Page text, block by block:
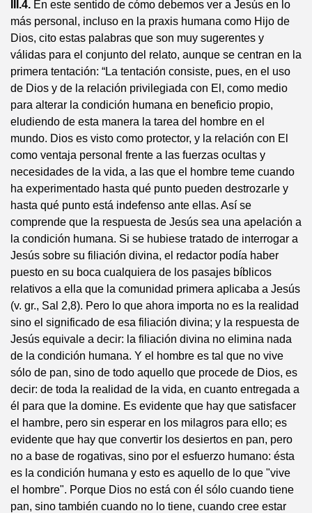
III.4. En este sentido de cómo debemos ver a Jesús en lo
más personal, incluso en la praxis humana como Hijo de
Dios, cito estas palabras que son muy sugerentes y
válidas para el conjunto del relato, aunque se centran en la
primera tentación: “La tentación consiste, pues, en el uso
de Dios y de la relación privilegiada con El, como medio
para alterar la condición humana en beneficio propio,
eludiendo de esta manera la tarea del hombre en el
mundo. Dios es visto como protector, y la relación con El
como ventaja personal frente a las fuerzas ocultas y
necesidades de la vida, a las que el hombre teme cuando
ha experimentado hasta qué punto pueden destrozarle y
hasta qué punto está indefenso ante ellas. Así se
comprende que la respuesta de Jesús sea una apelación a
la condición humana. Si se hubiese tratado de interrogar a
Jesús sobre su filiación divina, el redactor podía haber
puesto en su boca cualquiera de los pasajes bíblicos
relativos a ella que la comunidad primera aplicaba a Jesús
(v. gr., Sal 2,8). Pero lo que ahora importa no es la realidad
sino el significado de esa filiación divina; y la respuesta de
Jesús equivale a decir: la filiación divina no elimina nada
de la condición humana. Y el hombre es tal que no vive
sólo de pan, sino de todo aquello que procede de Dios, es
decir: de toda la realidad de la vida, en cuanto entregada a
él para que la domine. Es evidente que hay que satisfacer
el hambre, pero sin esperar en los milagros para ello; es
evidente que hay que convertir los desiertos en pan, pero
no a base de rogativas, sino por el esfuerzo humano: ésta
es la condición humana y esto es aquello de lo que "vive
el hombre". Porque Dios no está con él sólo cuando tiene
pan, sino también cuando no lo tiene, cuando cree estar